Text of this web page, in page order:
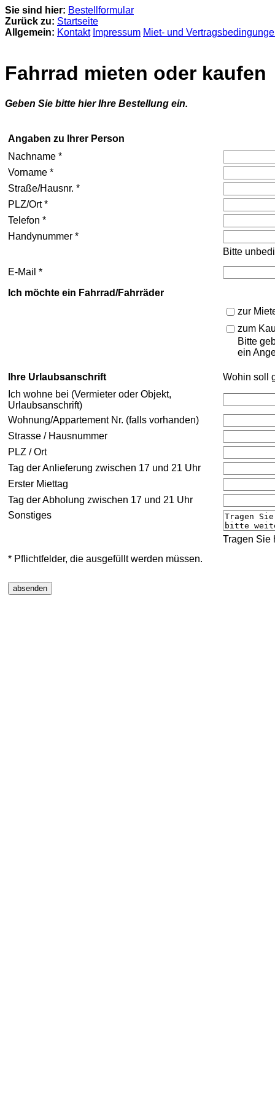
Sie sind hier: Bestellformular
Zurück zu: Startseite
Allgemein: Kontakt Impressum Miet- und
Fahrrad mieten oder kaufen
Geben Sie bitte hier Ihre Bestellung ein.
Angaben zu Ihrer Person
Nachname *
Vorname *
Straße/Hausnr. *
PLZ/Ort *
Telefon *
Handynummer *
Bitte
E-Mail *
Ich möchte ein Fahrrad/Fahrräder
zur
zum
Bitte
ein
Ihre Urlaubsanschrift
Wohin soll
Ich wohne bei (Vermieter oder Objekt,
Urlaubsanschrift)
Wohnung/Appartement Nr. (falls vorhanden)
Strasse / Hausnummer
PLZ / Ort
Tag der Anlieferung zwischen 17 und 21 Uhr
Erster Miettag
Tag der Abholung zwischen 17 und 21 Uhr
Sonstiges
Tragen Sie
* Pflichtfelder, die ausgefüllt werden müssen.